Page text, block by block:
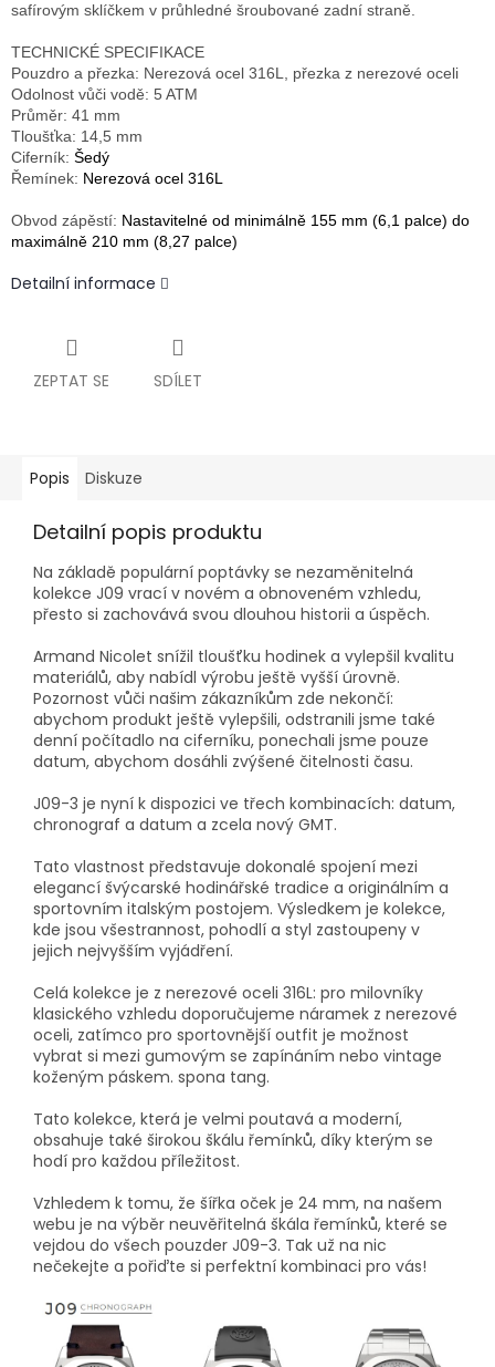
safírovým sklíčkem v průhledné šroubované zadní straně.
TECHNICKÉ SPECIFIKACE
Pouzdro a přezka: Nerezová ocel 316L, přezka z nerezové oceli
Odolnost vůči vodě: 5 ATM
Průměr: 41 mm
Tloušťka: 14,5 mm
Ciferník: Šedý
Řemínek: Nerezová ocel 316L
Obvod zápěstí: Nastavitelné od minimálně 155 mm (6,1 palce) do
maximálně 210 mm (8,27 palce)
Detailní informace
ZEPTAT SE SDÍLET
Popis Diskuze
Detailní popis produktu
Na základě populární poptávky se nezaměnitelná
kolekce J09 vrací v novém a obnoveném vzhledu,
přesto si zachovává svou dlouhou historii a úspěch.
Armand Nicolet snížil tloušťku hodinek a vylepšil kvalitu
materiálů, aby nabídl výrobu ještě vyšší úrovně.
Pozornost vůči našim zákazníkům zde nekončí:
abychom produkt ještě vylepšili, odstranili jsme také
denní počítadlo na ciferníku, ponechali jsme pouze
datum, abychom dosáhli zvýšené čitelnosti času.
J09-3 je nyní k dispozici ve třech kombinacích: datum,
chronograf a datum a zcela nový GMT.
Tato vlastnost představuje dokonalé spojení mezi
elegancí švýcarské hodinářské tradice a originálním a
sportovním italským postojem. Výsledkem je kolekce,
kde jsou všestrannost, pohodlí a styl zastoupeny v
jejich nejvyšším vyjádření.
Celá kolekce je z nerezové oceli 316L: pro milovníky
klasického vzhledu doporučujeme náramek z nerezové
oceli, zatímco pro sportovnější outfit je možnost
vybrat si mezi gumovým se zapínáním nebo vintage
koženým páskem. spona tang.
Tato kolekce, která je velmi poutavá a moderní,
obsahuje také širokou škálu řemínků, díky kterým se
hodí pro každou příležitost.
Vzhledem k tomu, že šířka oček je 24 mm, na našem
webu je na výběr neuvěřitelná škála řemínků, které se
vejdou do všech pouzder J09-3. Tak už na nic
nečekejte a pořiďte si perfektní kombinaci pro vás!